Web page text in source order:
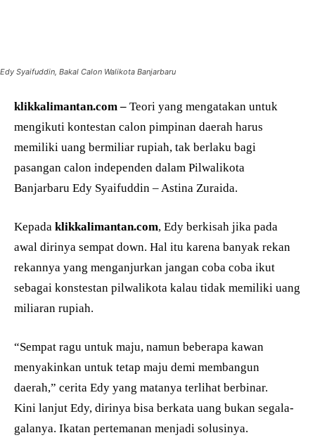
Edy Syaifuddin, Bakal Calon Walikota Banjarbaru
klikkalimantan.com – Teori yang mengatakan untuk
mengikuti kontestan calon pimpinan daerah harus
memiliki uang bermiliar rupiah, tak berlaku bagi
pasangan calon independen dalam Pilwalikota
Banjarbaru Edy Syaifuddin – Astina Zuraida.
Kepada klikkalimantan.com, Edy berkisah jika pada
awal dirinya sempat down. Hal itu karena banyak rekan
rekannya yang menganjurkan jangan coba coba ikut
sebagai konstestan pilwalikota kalau tidak memiliki uang
miliaran rupiah.
“Sempat ragu untuk maju, namun beberapa kawan
menyakinkan untuk tetap maju demi membangun
daerah,” cerita Edy yang matanya terlihat berbinar.
Kini lanjut Edy, dirinya bisa berkata uang bukan segala-
galanya. Ikatan pertemanan menjadi solusinya.